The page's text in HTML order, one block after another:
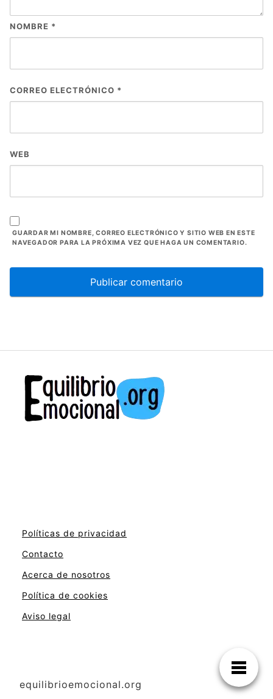
NOMBRE *
CORREO ELECTRÓNICO *
WEB
GUARDAR MI NOMBRE, CORREO ELECTRÓNICO Y SITIO WEB EN ESTE
NAVEGADOR PARA LA PRÓXIMA VEZ QUE HAGA UN COMENTARIO.
Políticas de privacidad
Contacto
Acerca de nosotros
Política de cookies
Aviso legal
equilibrioemocional.org